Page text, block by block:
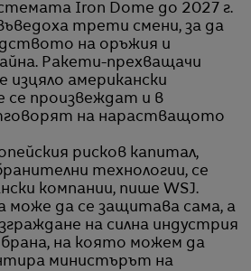
Iron Dome до 2027 г.
трети смени, за да
на оръжия и
Ракети-прехващачи
изцяло американски
се произвеждат и в
на нарастващото
рисков капитал,
технологии, се
компании, пише WSJ.
може да се защитава сама, а
на силна индустрия
на която можем да
министърът на